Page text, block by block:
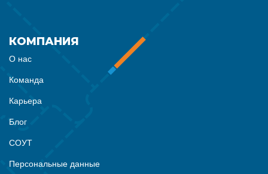
КОМПАНИЯ
О нас
Команда
Карьера
Блог
СОУТ
Персональные данные